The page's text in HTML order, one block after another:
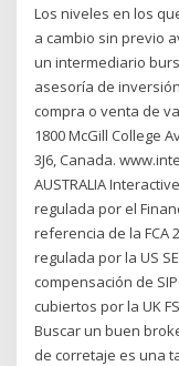
Los niveles en los
a cambio sin previo
un intermediario
asesoría de
compra o venta de
1800 McGill College
3J6, Canada.
AUSTRALIA
regulada por el
referencia de la FCA
regulada por la US
compensación de
cubiertos por la UK
Buscar un buen
de corretaje es una